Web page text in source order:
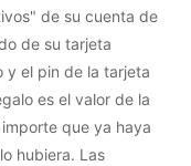
de su cuenta de
de su tarjeta
y el pin de la tarjeta
es el valor de la
que ya haya
hubiera. Las